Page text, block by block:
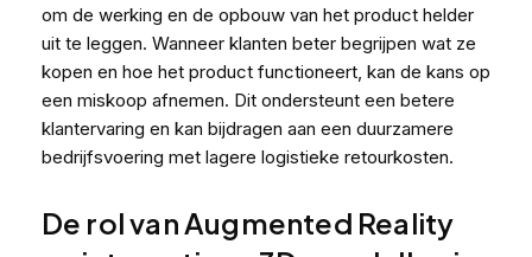
om de werking en de opbouw van het product helder
uit te leggen. Wanneer klanten beter begrijpen wat ze
kopen en hoe het product functioneert, kan de kans op
een miskoop afnemen. Dit ondersteunt een betere
klantervaring en kan bijdragen aan een duurzamere
bedrijfsvoering met lagere logistieke retourkosten.
De rol van Augmented Reality